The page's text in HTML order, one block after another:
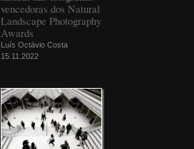
vencedoras dos Natural
Landscape Photography
Awards
Luís Octávio Costa
15.11.2022